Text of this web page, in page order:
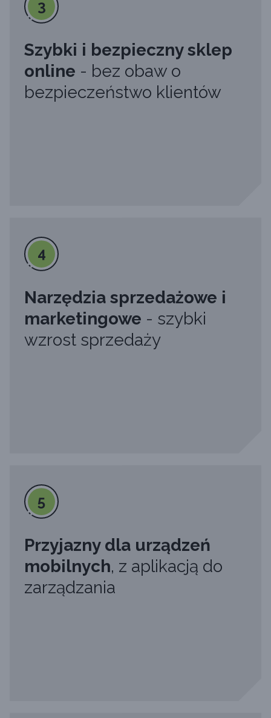
3
Szybki i bezpieczny sklep
online - bez obaw o
bezpieczeństwo klientów
4
Narzędzia sprzedażowe i
marketingowe - szybki
wzrost sprzedaży
5
Przyjazny dla urządzeń
mobilnych, z aplikacją do
zarządzania